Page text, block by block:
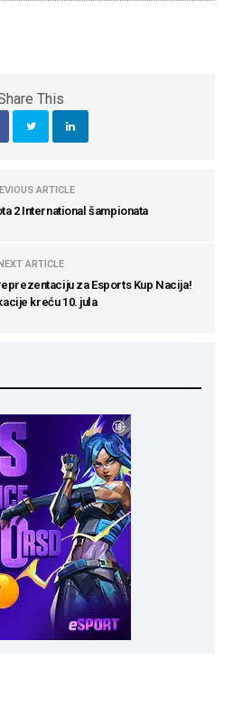
This
ARTICLE
2 International šampionata
ARTICLE
za Esports Kup Nacija!
kreću 10. jula